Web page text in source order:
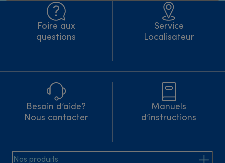
Foire aux
questions
Service
Localisateur
Besoin d’aide?
Nous contacter
Manuels
d’instructions
Nos produits